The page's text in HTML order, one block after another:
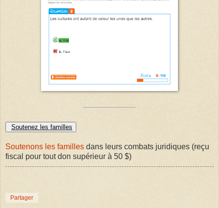
Soutenez les familles
Soutenons les familles dans leurs combats juridiques (reçu
fiscal pour tout don supérieur à 50 $)
Partager